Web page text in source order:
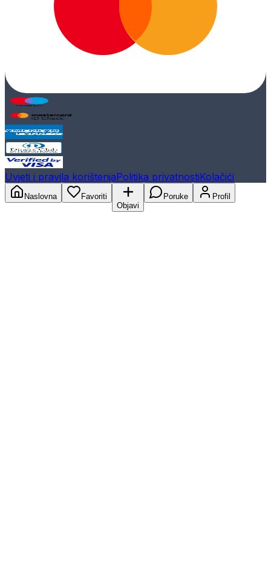
Uvjeti i pravila korištenjaPolitika privatnostiKolačići
Naslovna
Favoriti
Objavi
Poruke Profil